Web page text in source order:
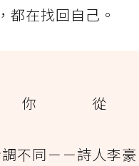
都在找回自己。
你
只
不同－－詩人李豪